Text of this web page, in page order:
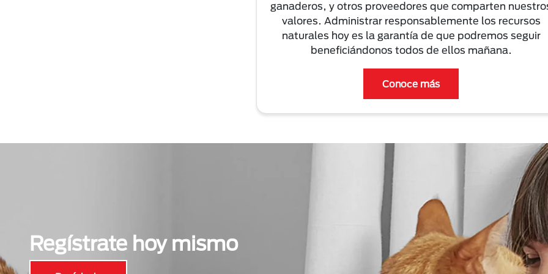
ganaderos, y otros proveedores que comparten
valores. Administrar responsablemente los recursos
naturales hoy es la garantía de que podremos seguir
beneficiándonos todos de ellos mañana.
Conoce más
Regístrate hoy mismo